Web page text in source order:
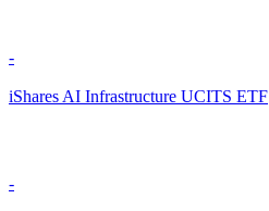
-
iShares AI Infrastructure UCITS ETF
-